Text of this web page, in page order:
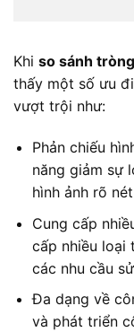
Khi so sánh
thấy một số ưu
vượt trội như:
Phản chiếu
năng giảm sự
hình ảnh rõ
Cung cấp
cấp nhiều loại
các nhu cầu
Đa dạng về
và phát triển